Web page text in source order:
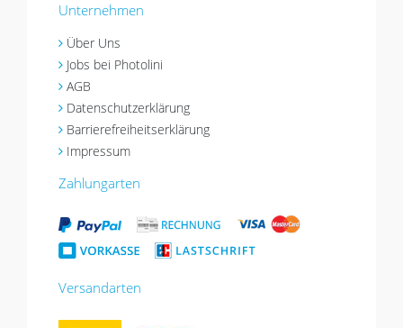
Unternehmen
Über Uns
Jobs bei Photolini
AGB
Datenschutzerklärung
Barrierefreiheitserklärung
Impressum
Zahlungarten
Versandarten